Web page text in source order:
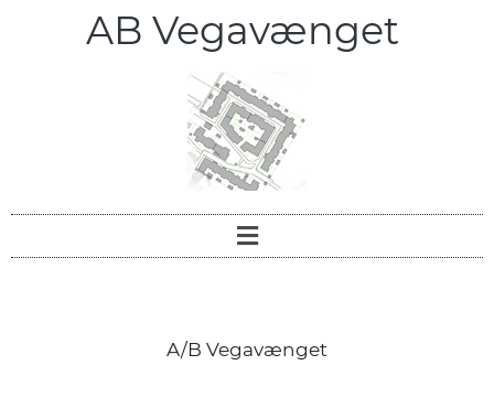
AB Vegavænget
A/B Vegavænget